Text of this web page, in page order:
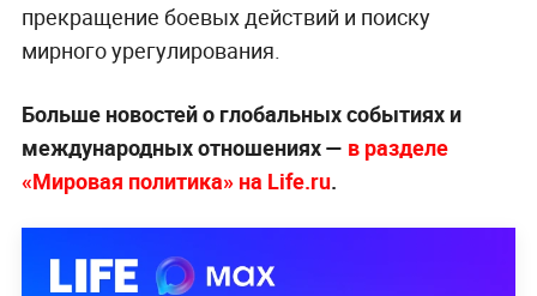
прекращение боевых действий и поиску
мирного урегулирования.
Больше новостей о глобальных событиях и
международных отношениях — в разделе
«Мировая политика» на Life.ru.